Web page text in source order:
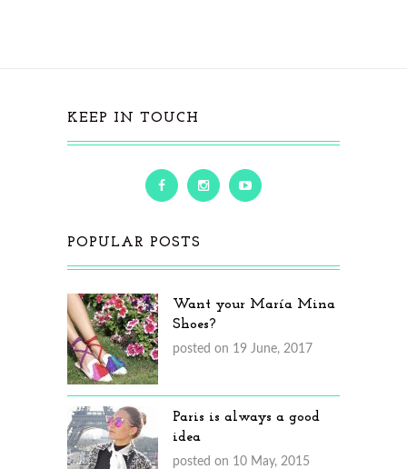
KEEP IN TOUCH
POPULAR POSTS
Want your María Mina
Shoes?
posted on 19 June, 2017
Paris is always a good
idea
posted on 10 May, 2015